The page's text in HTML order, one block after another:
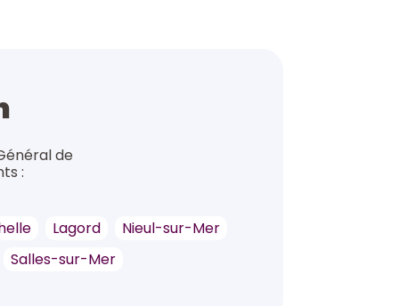
de
:
Lagord
Nieul-sur-Mer
Salles-sur-Mer